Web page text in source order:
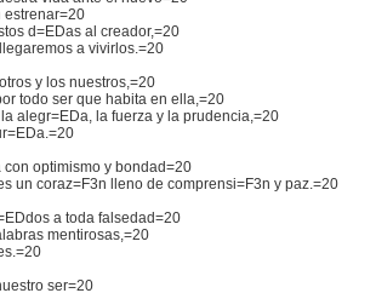
estrenar=20
d=EDas al creador,=20
a vivirlos.=20
y los nuestros,=20
todo ser que habita en ella,=20
alegr=EDa, la fuerza y la prudencia,=20
optimismo y bondad=20
un coraz=F3n lleno de comprensi=F3n y paz.=20
a toda falsedad=20
mentirosas,=20
ser=20